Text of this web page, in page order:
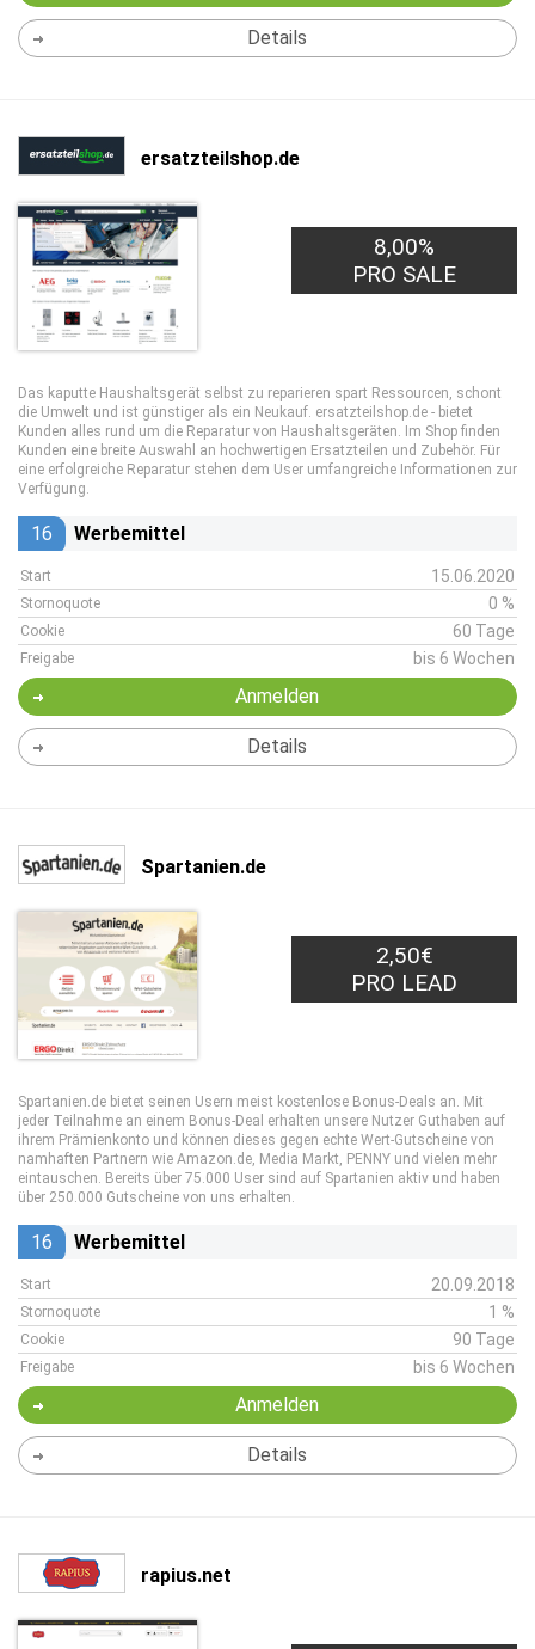
Details
ersatzteilshop.de
8,00%
PRO SALE
Das kaputte Haushaltsgerät selbst zu reparieren spart Ressourcen, schont
die Umwelt und ist günstiger als ein Neukauf. ersatzteilshop.de - bietet
Kunden alles rund um die Reparatur von Haushaltsgeräten. Im Shop finden
Kunden eine breite Auswahl an hochwertigen Ersatzteilen und Zubehör. Für
eine erfolgreiche Reparatur stehen dem User umfangreiche Informationen zur
Verfügung.
16 Werbemittel
Start 15.06.2020
Stornoquote 0 %
Cookie 60 Tage
Freigabe bis 6 Wochen
Anmelden
Details
Spartanien.de
2,50€
PRO LEAD
Spartanien.de bietet seinen Usern meist kostenlose Bonus-Deals an. Mit
jeder Teilnahme an einem Bonus-Deal erhalten unsere Nutzer Guthaben auf
ihrem Prämienkonto und können dieses gegen echte Wert-Gutscheine von
namhaften Partnern wie Amazon.de, Media Markt, PENNY und vielen mehr
eintauschen. Bereits über 75.000 User sind auf Spartanien aktiv und haben
über 250.000 Gutscheine von uns erhalten.
16 Werbemittel
Start 20.09.2018
Stornoquote 1 %
Cookie 90 Tage
Freigabe bis 6 Wochen
Anmelden
Details
rapius.net